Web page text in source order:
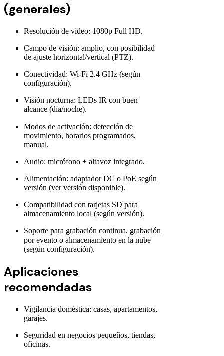
(generales)
Resolución de video: 1080p Full HD.
Campo de visión: amplio, con posibilidad
de ajuste horizontal/vertical (PTZ).
Conectividad: Wi-Fi 2.4 GHz (según
configuración).
Visión nocturna: LEDs IR con buen
alcance (día/noche).
Modos de activación: detección de
movimiento, horarios programados,
manual.
Audio: micrófono + altavoz integrado.
Alimentación: adaptador DC o PoE según
versión (ver versión disponible).
Compatibilidad con tarjetas SD para
almacenamiento local (según versión).
Soporte para grabación continua, grabación
por evento o almacenamiento en la nube
(según configuración).
Aplicaciones
recomendadas
Vigilancia doméstica: casas, apartamentos,
garajes.
Seguridad en negocios pequeños, tiendas,
oficinas.